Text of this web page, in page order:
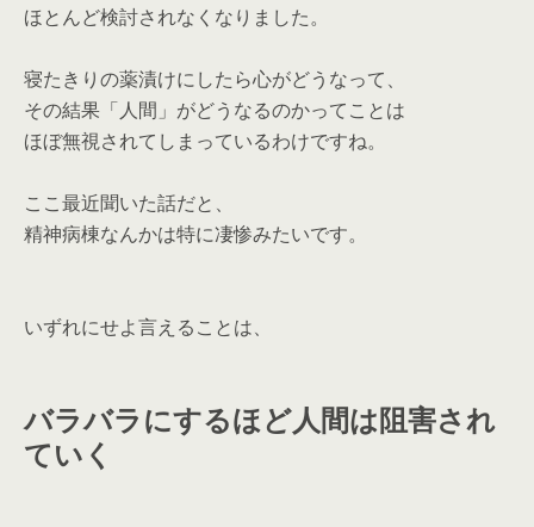
ほとんど検討されなくなりました。
寝たきりの薬漬けにしたら心がどうなって、
その結果「人間」がどうなるのかってことは
ほぼ無視されてしまっているわけですね。
ここ最近聞いた話だと、
精神病棟なんかは特に凄惨みたいです。
いずれにせよ言えることは、
バラバラにするほど人間は阻害され
ていく